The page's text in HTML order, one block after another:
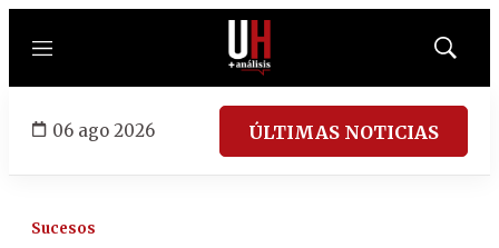
Menú
Mostrar
06 ago 2026 ÚLTIMAS NOTICIAS
Sucesos